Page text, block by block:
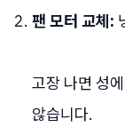
팬 모터 교체:
고장 나면 성
않습니다.